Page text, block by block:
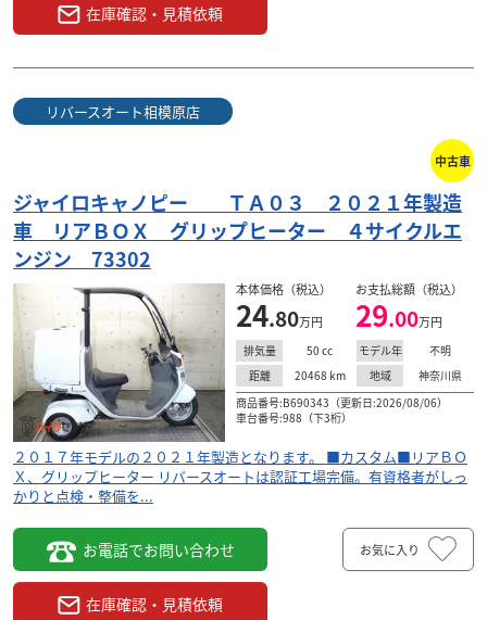
在庫確認・見積依頼
リバースオート相模原店
中古車
ジャイロキャノピー ＴＡ０３ ２０２１年製造
車 リアＢＯＸ グリップヒーター ４サイクルエ
ンジン 73302
本体価格（税込）
24.80万円
お支払総額（税込）
29.00万円
排気量 50 cc モデル年
不明
距離
20468 km 地域
神奈川県
商品番号:B690343（更新日:2026/08/06）
車台番号:988（下3桁）
２０１７年モデルの２０２１年製造となります。 ■カスタム■リアＢＯ
Ｘ、グリップヒーター リバースオートは認証工場完備。有資格者がしっ
かりと点検・整備を...
お電話でお問い合わせ
在庫確認・見積依頼
お気に入り